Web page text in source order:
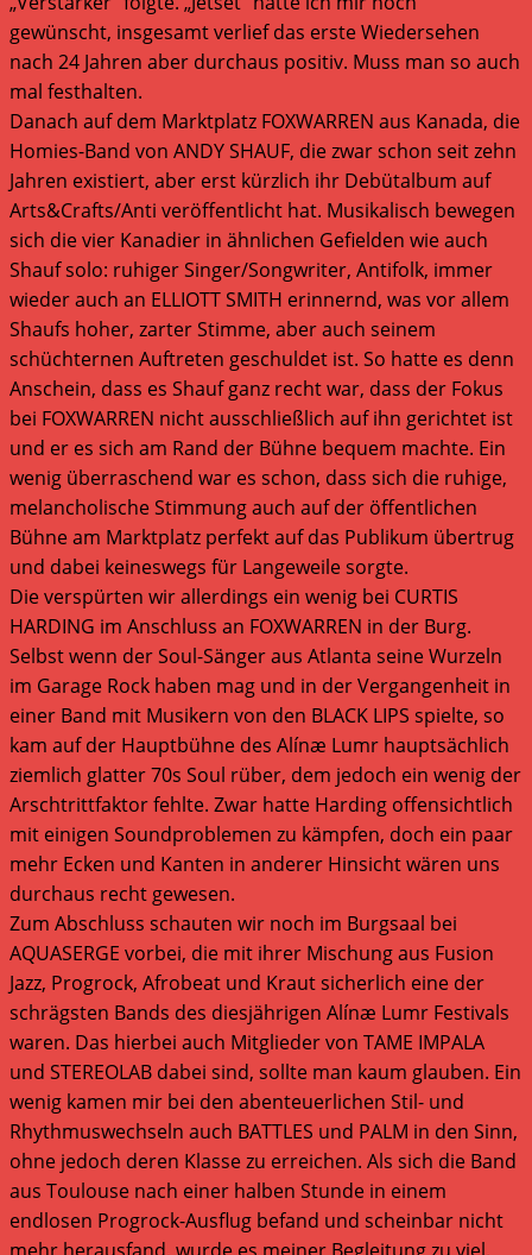
gewünscht, insgesamt verlief das erste Wiedersehen
nach 24 Jahren aber durchaus positiv. Muss man so auch
mal festhalten.
Danach auf dem Marktplatz FOXWARREN aus Kanada, die
Homies-Band von ANDY SHAUF, die zwar schon seit zehn
Jahren existiert, aber erst kürzlich ihr Debütalbum auf
Arts&Crafts/Anti veröffentlicht hat. Musikalisch bewegen
sich die vier Kanadier in ähnlichen Gefielden wie auch
Shauf solo: ruhiger Singer/Songwriter, Antifolk, immer
wieder auch an ELLIOTT SMITH erinnernd, was vor allem
Shaufs hoher, zarter Stimme, aber auch seinem
schüchternen Auftreten geschuldet ist. So hatte es denn
Anschein, dass es Shauf ganz recht war, dass der Fokus
bei FOXWARREN nicht ausschließlich auf ihn gerichtet ist
und er es sich am Rand der Bühne bequem machte. Ein
wenig überraschend war es schon, dass sich die ruhige,
melancholische Stimmung auch auf der öffentlichen
Bühne am Marktplatz perfekt auf das Publikum übertrug
und dabei keineswegs für Langeweile sorgte.
Die verspürten wir allerdings ein wenig bei CURTIS
HARDING im Anschluss an FOXWARREN in der Burg.
Selbst wenn der Soul-Sänger aus Atlanta seine Wurzeln
im Garage Rock haben mag und in der Vergangenheit in
einer Band mit Musikern von den BLACK LIPS spielte, so
kam auf der Hauptbühne des Alínæ Lumr hauptsächlich
ziemlich glatter 70s Soul rüber, dem jedoch ein wenig der
Arschtrittfaktor fehlte. Zwar hatte Harding offensichtlich
mit einigen Soundproblemen zu kämpfen, doch ein paar
mehr Ecken und Kanten in anderer Hinsicht wären uns
durchaus recht gewesen.
Zum Abschluss schauten wir noch im Burgsaal bei
AQUASERGE vorbei, die mit ihrer Mischung aus Fusion
Jazz, Progrock, Afrobeat und Kraut sicherlich eine der
schrägsten Bands des diesjährigen Alínæ Lumr Festivals
waren. Das hierbei auch Mitglieder von TAME IMPALA
und STEREOLAB dabei sind, sollte man kaum glauben. Ein
wenig kamen mir bei den abenteuerlichen Stil- und
Rhythmuswechseln auch BATTLES und PALM in den Sinn,
ohne jedoch deren Klasse zu erreichen. Als sich die Band
aus Toulouse nach einer halben Stunde in einem
endlosen Progrock-Ausflug befand und scheinbar nicht